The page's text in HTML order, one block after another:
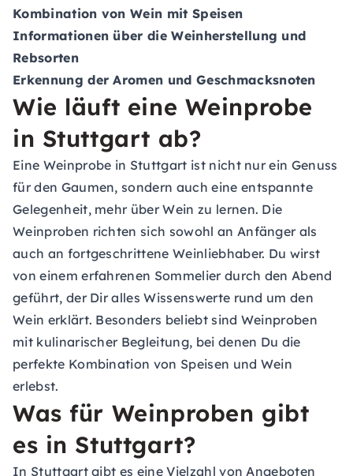
Kombination von Wein mit Speisen
Informationen über die Weinherstellung und
Rebsorten
Erkennung der Aromen und Geschmacksnoten
Wie läuft eine Weinprobe
in Stuttgart ab?
Eine Weinprobe in Stuttgart ist nicht nur ein Genuss
für den Gaumen, sondern auch eine entspannte
Gelegenheit, mehr über Wein zu lernen. Die
Weinproben richten sich sowohl an Anfänger als
auch an fortgeschrittene Weinliebhaber. Du wirst
von einem erfahrenen Sommelier durch den Abend
geführt, der Dir alles Wissenswerte rund um den
Wein erklärt. Besonders beliebt sind Weinproben
mit kulinarischer Begleitung, bei denen Du die
perfekte Kombination von Speisen und Wein
erlebst.
Was für Weinproben gibt
es in Stuttgart?
In Stuttgart gibt es eine Vielzahl von Angeboten